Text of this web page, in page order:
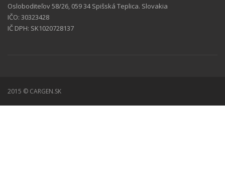
Osloboditeľov 58/26, 059 34 Spišská Teplica. Slovakia
IČO: 30323428
IČ DPH: SK1020728137
2015 © CARGEN.SK